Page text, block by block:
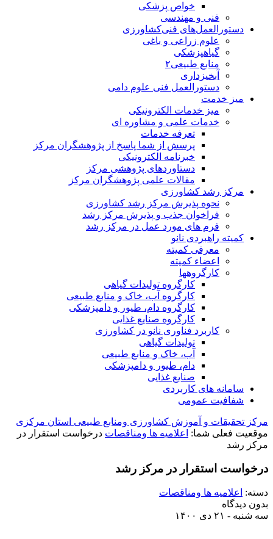
خواص پزشکی
فنی و مهندسی
دستورالعمل‌های فنی‌کشاورزی
علوم زراعی و باغی
گیاهپزشکی
منابع طبیعی۲
آبخیزداری
دستورالعمل فنی علوم دامی
میز خدمت
میز خدمات الکترونیکی
خدمات علمی و مشاوره ای
تعرفه خدمات
پرسش از شما پاسخ از پژوهشگران مرکز
خبرنامه الکترونیکی
دستاوردهای پژوهشی مرکز
مقالات علمی پژوهشگران مرکز
مرکز رشد کشاورزی
نحوه پذیرش مرکز رشد کشاورزی
فراخوان جذب و پذیرش مرکز رشد
فرم های مورد عمل در مرکز رشد
کمیته راهبردی نانو
معرفی کمیته
اعضاء کمیته
کارگروه‏ها
کارگروه تولیدات گیاهی
کارگروه آب، خاک و منابع طبیعی
کارگروه دام، طیور و دامپزشکی
کارگروه صنایع غذایی
کاربرد فناوری نانو در کشاورزی
تولیدات گیاهی
آب، خاک و منابع طبیعی
دام، طیور و دامپزشکی
صنایع غذایی
سامانه های کاربردی
شفافیت عمومی
مرکز تحقیقات و آموزش کشاورزی ومنابع طبیعی استان مرکزی
موقعیت فعلی شما:
اعلامیه ها ومناقصات درخواست استقرار در
مرکز رشد
درخواست استقرار در مرکز رشد
دسته:
اعلامیه ها ومناقصات
بدون دیدگاه
سه شنبه - ۲۱ دی ۱۴۰۰